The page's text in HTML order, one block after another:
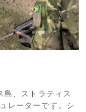
島、ストラティス
レーターです。シ